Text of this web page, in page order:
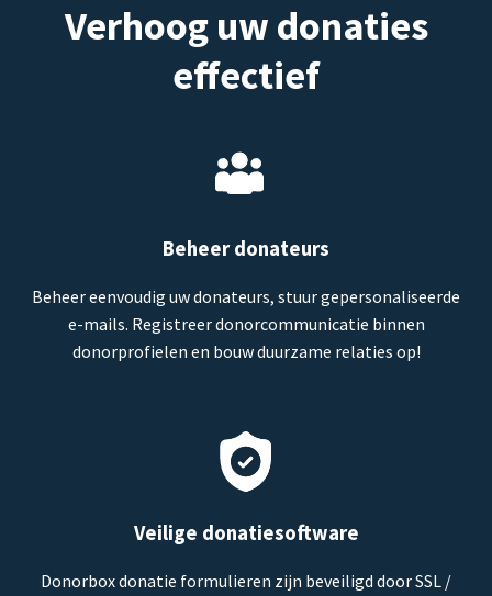
Verhoog uw donaties
effectief
Beheer donateurs
Beheer eenvoudig uw donateurs, stuur gepersonaliseerde
e-mails. Registreer donorcommunicatie binnen
donorprofielen en bouw duurzame relaties op!
Veilige donatiesoftware
Donorbox donatie formulieren zijn beveiligd door SSL /